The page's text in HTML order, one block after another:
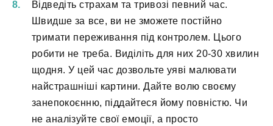
Відведіть страхам та тривозі певний час.
Швидше за все, ви не зможете постійно
тримати переживання під контролем. Цього
робити не треба. Виділіть для них 20-30 хвилин
щодня. У цей час дозвольте уяві малювати
найстрашніші картини. Дайте волю своєму
занепокоєнню, піддайтеся йому повністю. Чи
не аналізуйте свої емоції, а просто